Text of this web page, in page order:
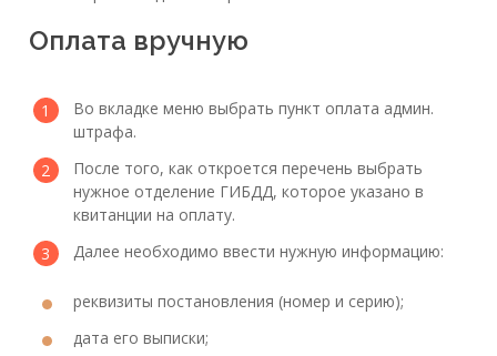
Оплата вручную
Во вкладке меню выбрать пункт оплата админ.
штрафа.
После того, как откроется перечень выбрать
нужное отделение ГИБДД, которое указано в
квитанции на оплату.
Далее необходимо ввести нужную информацию:
реквизиты постановления (номер и серию);
дата его выписки;